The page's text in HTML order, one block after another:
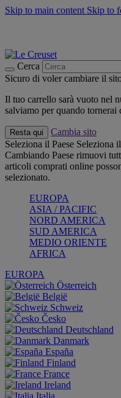
Skip to main content Skip to
Cerca
Sicuro di voler cambiare il
Il tuo carrello sarà vuoto nel
salviamo per quando tornerai
Resta qui
Cambia sito
Seleziona il Paese Seleziona
Cambiando Paese rimuovi
articoli comprati online
selezionato.
EUROPA
ASIA / PACIFIC
NORD AMERICA
SUD AMERICA
MEDIO ORIENTE
AFRICA
EUROPA
Österreich
België
Schweiz
Česko
Deutschland
Danmark
España
Finland
France
Ireland
Italia